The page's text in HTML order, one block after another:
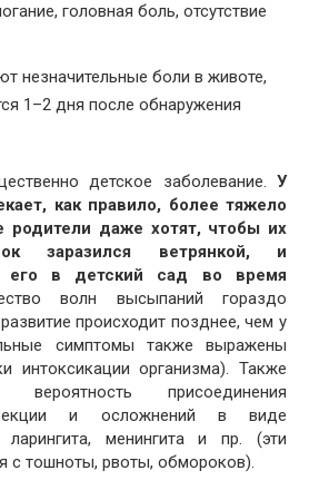
головная боль, отсутствие
незначительные боли в животе,
1–2 дня после обнаружения
детское заболевание. У
как правило, более тяжело
родители даже хотят, чтобы их
заразился ветрянкой, и
его в детский сад во время
волн высыпаний гораздо
происходит позднее, чем у
симптомы также выражены
интоксикации организма). Также
присоединения
и осложнений в виде
ларингита, менингита и пр. (эти
с тошноты, рвоты, обмороков).